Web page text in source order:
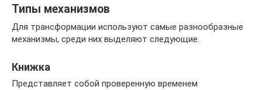
Типы механизмов
Для трансформации используют самые разнообразные
механизмы, среди них выделяют следующие.
Книжка
Представляет собой проверенную временем